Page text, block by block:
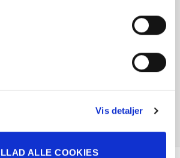
Vis detaljer
ALLE COOKIES